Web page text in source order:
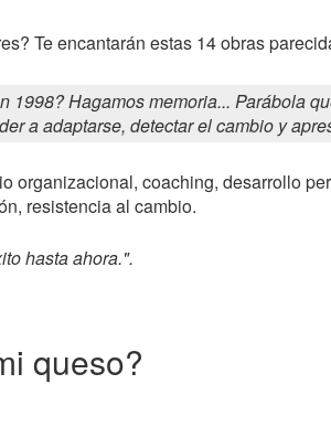
Te encantarán estas 14 obras
1998? Hagamos memoria... Parábola
a adaptarse, detectar el cambio y
organizacional, coaching, desarrollo
resistencia al cambio.
hasta ahora.".
queso?